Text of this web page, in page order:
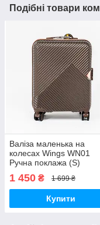
Подібні товари
Валіза маленька на
колесах Wings WN01
Ручна поклажа (S)
Коричнева
1 450 ₴ 1 699 ₴
Купити